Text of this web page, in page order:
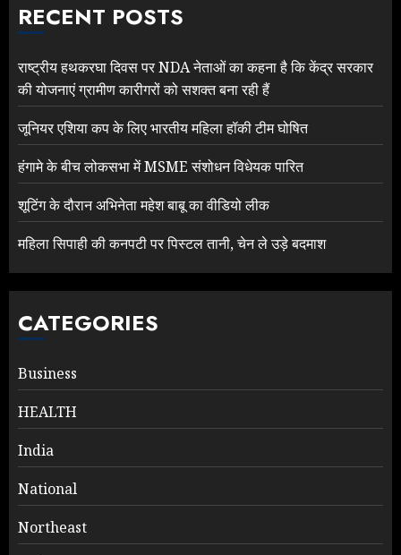
RECENT POSTS
राष्ट्रीय हथकरघा दिवस पर NDA नेताओं का कहना है कि केंद्र सरकार
की योजनाएं ग्रामीण कारीगरों को सशक्त बना रही हैं
जूनियर एशिया कप के लिए भारतीय महिला हॉकी टीम घोषित
हंगामे के बीच लोकसभा में MSME संशोधन विधेयक पारित
शूटिंग के दौरान अभिनेता महेश बाबू का वीडियो लीक
महिला सिपाही की कनपटी पर पिस्टल तानी, चेन ले उड़े बदमाश
CATEGORIES
Business
HEALTH
India
National
Northeast